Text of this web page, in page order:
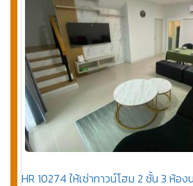
HR 10274 ให้เช่าทาวน์โฮม 2 ชั้น 3 ห้อ